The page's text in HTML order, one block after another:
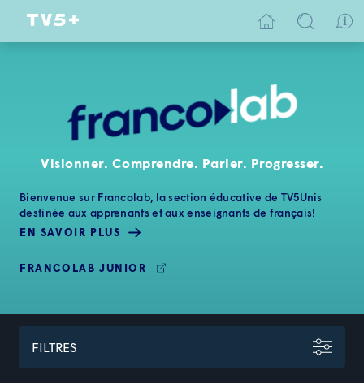
Visionner. Comprendre. Parler. Progresser.
Bienvenue sur Francolab, la section éducative de TV5Unis
destinée aux apprenants et aux enseignants de français!
EN SAVOIR PLUS
FRANCOLAB JUNIOR
FILTRES